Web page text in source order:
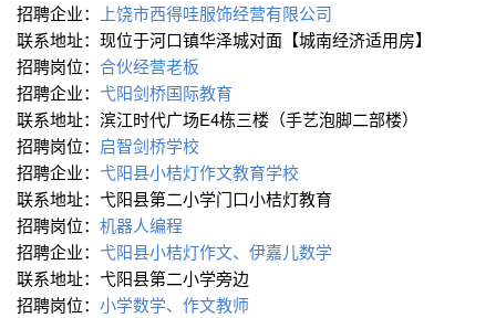
招聘企业：
上饶市西得哇服饰经营有限公司
联系地址：现位于河口镇华泽城对面【城南经济适用房】
招聘岗位： 合伙经营老板
招聘企业： 弋阳剑桥国际教育
联系地址：滨江时代广场E4栋三楼（手艺泡脚二部楼）
招聘岗位： 启智剑桥学校
招聘企业： 弋阳县小桔灯作文教育学校
联系地址：弋阳县第二小学门口小桔灯教育
招聘岗位： 机器人编程
招聘企业： 弋阳县小桔灯作文、伊嘉儿数学
联系地址：弋阳县第二小学旁边
招聘岗位： 小学数学、作文教师